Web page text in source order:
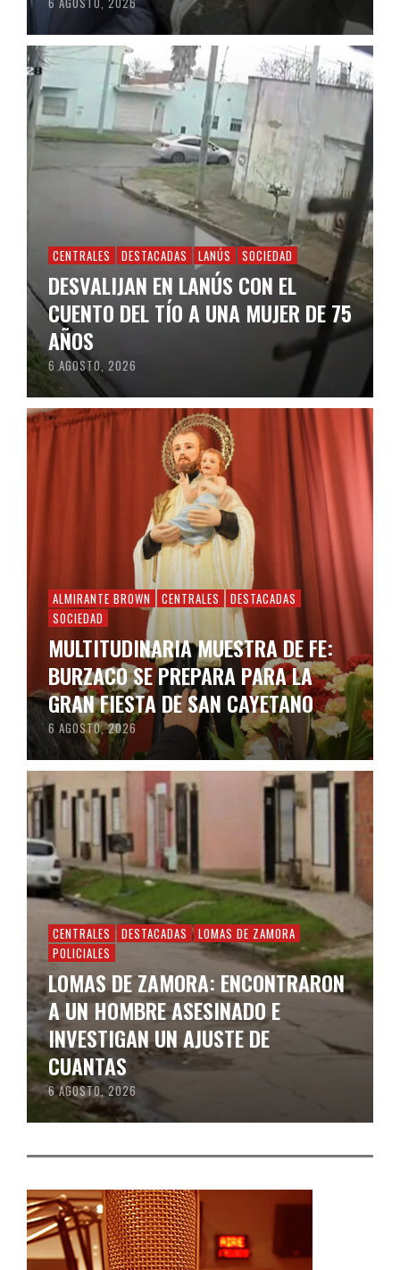
CENTRALES DESTACADAS LANÚS SOCIEDAD
DESVALIJAN EN LANÚS CON EL
CUENTO DEL TÍO A UNA MUJER DE 75
AÑOS
6 AGOSTO, 2026
ALMIRANTE BROWN CENTRALES
DESTACADAS
SOCIEDAD
MULTITUDINARIA MUESTRA DE FE:
BURZACO SE PREPARA PARA LA
GRAN FIESTA DE SAN CAYETANO
6 AGOSTO, 2026
CENTRALES DESTACADAS
LOMAS DE ZAMORA
POLICIALES
LOMAS DE ZAMORA: ENCONTRARON
A UN HOMBRE ASESINADO E
INVESTIGAN UN AJUSTE DE
CUANTAS
6 AGOSTO, 2026